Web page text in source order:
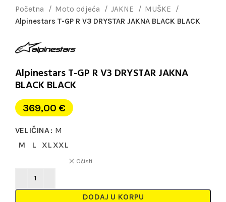
Početna Moto odjeća JAKNE
MUŠKE
Alpinestars T-GP R V3 DRYSTAR JAKNA BLACK BLACK
Alpinestars T-GP R V3 DRYSTAR JAKNA
BLACK BLACK
369,00 €
VELIČINA
M
M
L XL XXL
Očisti
DODAJ U KORPU